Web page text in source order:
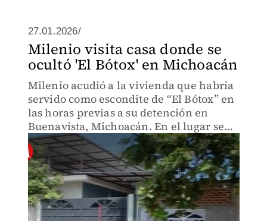
27.01.2026/
Milenio visita casa donde se
ocultó 'El Bótox' en Michoacán
Milenio acudió a la vivienda que habría
servido como escondite de “El Bótox” en
las horas previas a su detención en
Buenavista, Michoacán. En el lugar se
observa tranquilidad entre los
pobladores, pese al operativo que derivó
en su captura.